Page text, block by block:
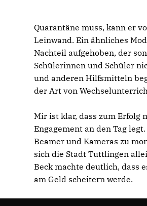
Quarantäne muss, kann er
Leinwand. Ein ähnliches
Nachteil aufgehoben, der
Schülerinnen und Schüler
und anderen Hilfsmitteln
der Art von
Mir ist klar, dass zum Erfolg
Engagement an den Tag
Beamer und Kameras zu
sich die Stadt Tuttlingen
Beck machte deutlich, dass
am Geld scheitern werde.